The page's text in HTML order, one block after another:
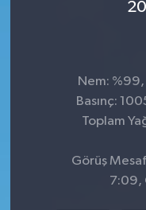
Nem: %99,
Basınç:
Toplam
Görüş
7:09,